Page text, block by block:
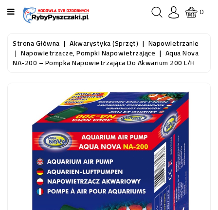
KATEGORIA
STRONA
GŁÓWNA
WODNEGO
AKWARYSTYKA
(SPRZĘT)
0
Strona Główna Akwarystyka (sprzęt) Napowietrzanie
Napowietrzacze, Pompki Napowietrzające Aqua Nova
NA-200 – Pompka Napowietrzająca Do Akwarium 200 L/h